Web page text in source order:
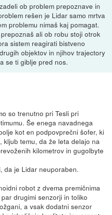
ob problem prepoznave in
rešen je Lidar samo mrtva
problemu nimaš kaj pomagat.
ali ob robu stoji otrok
sistem reagirati bistveno
objektov in njihov trajectory
se ti giblje pred nos.
so trenutno pri Tesli pri
Še enega navadnega
kot en podpovprečni šofer, ki
temu, da že leta delajo na
kilometrov in gugolbyte
da je Lidar neuporaben.
robot z dvema premičnima
drugimi senzorji in toliko
a vsak dodatni senzor